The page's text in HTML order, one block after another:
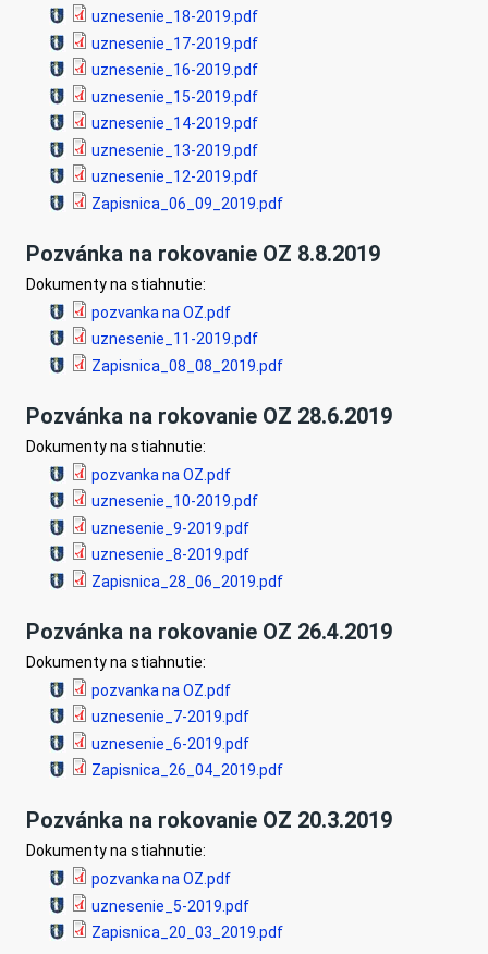
uznesenie_18-2019.pdf
uznesenie_17-2019.pdf
uznesenie_16-2019.pdf
uznesenie_15-2019.pdf
uznesenie_14-2019.pdf
uznesenie_13-2019.pdf
uznesenie_12-2019.pdf
Zapisnica_06_09_2019.pdf
Pozvánka na rokovanie OZ 8.8.2019
Dokumenty na stiahnutie:
pozvanka na OZ.pdf
uznesenie_11-2019.pdf
Zapisnica_08_08_2019.pdf
Pozvánka na rokovanie OZ 28.6.2019
Dokumenty na stiahnutie:
pozvanka na OZ.pdf
uznesenie_10-2019.pdf
uznesenie_9-2019.pdf
uznesenie_8-2019.pdf
Zapisnica_28_06_2019.pdf
Pozvánka na rokovanie OZ 26.4.2019
Dokumenty na stiahnutie:
pozvanka na OZ.pdf
uznesenie_7-2019.pdf
uznesenie_6-2019.pdf
Zapisnica_26_04_2019.pdf
Pozvánka na rokovanie OZ 20.3.2019
Dokumenty na stiahnutie:
pozvanka na OZ.pdf
uznesenie_5-2019.pdf
Zapisnica_20_03_2019.pdf